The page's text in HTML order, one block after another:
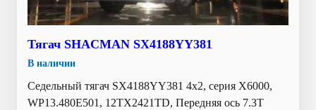
Тягач SHACMAN SX4188YY381
В наличии
Седельный тягач SX4188YY381 4x2, серия X6000,
WP13.480E501, 12TX2421TD, Передняя ось 7.3Т